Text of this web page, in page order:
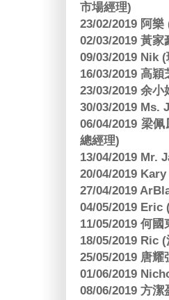
市場經理)
23/02/2019 阿
02/03/2019 黃
09/03/2019 Nik
16/03/2019 高
23/03/2019 余
30/03/2019 Ms.
06/04/2019 梁
總經理)
13/04/2019 Mr.
20/04/2019
27/04/2019
04/05/2019 Eric
11/05/2019 何
18/05/2019 Ric
25/05/2019 唐
01/06/2019
08/06/2019 方